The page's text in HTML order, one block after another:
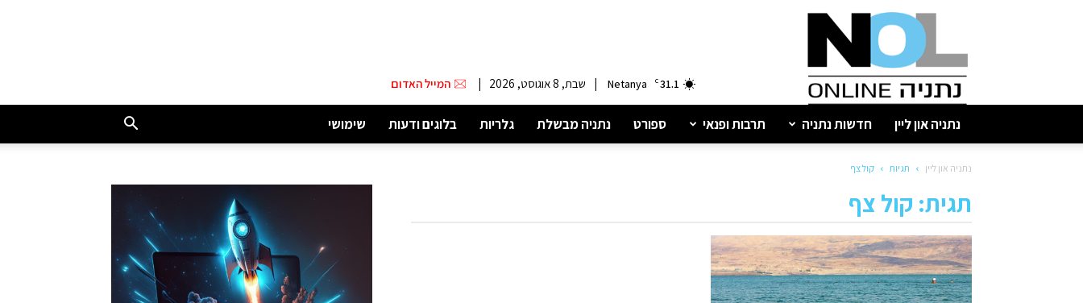
נתניה
31.1
C
Netanya
| שבת, 8 אוגוסט, 2026 | המייל האדום
נתניה און ליין חדשות נתניה תרבות ופנאי ספורט נתניה מבשלת גלריות בלוגים ודעות שימושי
נתניה און ליין תגיות קול צף
תגית: קול צף